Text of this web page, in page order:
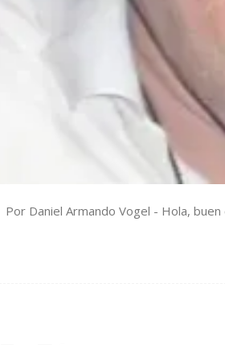
Por Daniel Armando Vogel - Hola,